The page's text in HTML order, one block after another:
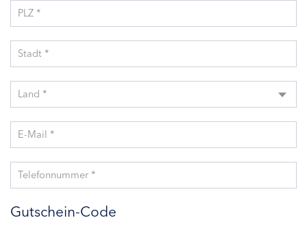
PLZ *
Stadt *
Land *
E-Mail *
Telefonnummer *
Gutschein-Code